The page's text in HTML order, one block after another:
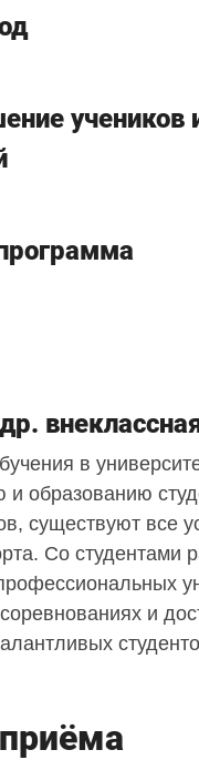
учеников
в
и образованию
существуют все
Со студентами
и